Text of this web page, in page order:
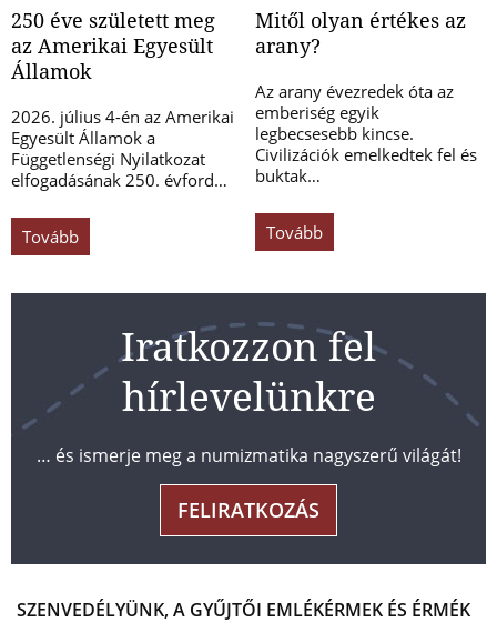
250 éve született meg
az Amerikai Egyesült
Államok
2026. július 4-én az Amerikai
Egyesült Államok a
Függetlenségi Nyilatkozat
elfogadásának 250. évford…
Tovább
Mitől olyan értékes az
arany?
Az arany évezredek óta az
emberiség egyik
legbecsesebb kincse.
Civilizációk emelkedtek fel és
buktak…
Tovább
Iratkozzon fel
hírlevelünkre
… és ismerje meg a numizmatika nagyszerű világát!
FELIRATKOZÁS
SZENVEDÉLYÜNK, A GYŰJTŐI EMLÉKÉRMEK ÉS ÉRMÉK